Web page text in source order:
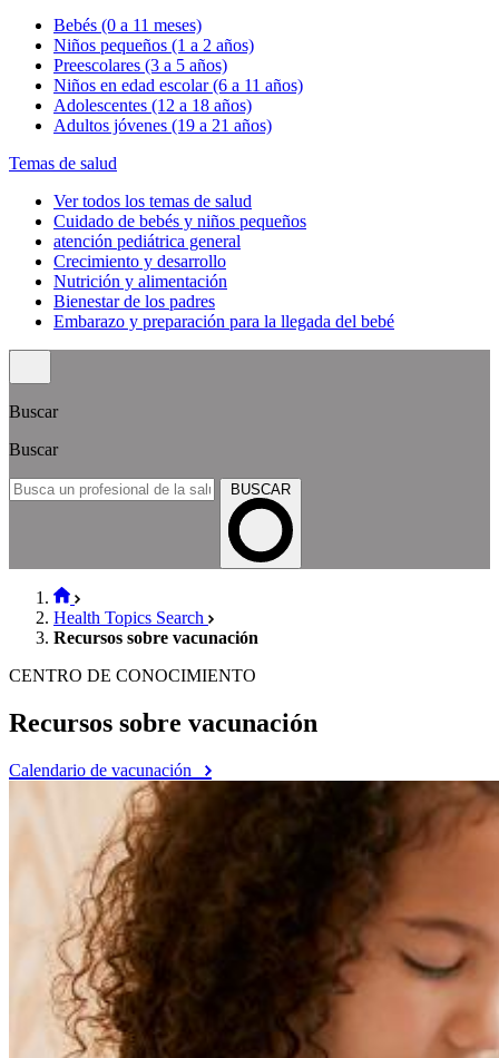
Bebés (0 a 11 meses)
Niños pequeños (1 a 2 años)
Preescolares (3 a 5 años)
Niños en edad escolar (6 a 11 años)
Adolescentes (12 a 18 años)
Adultos jóvenes (19 a 21 años)
Temas de salud
Ver todos los temas de salud
Cuidado de bebés y niños pequeños
atención pediátrica general
Crecimiento y desarrollo
Nutrición y alimentación
Bienestar de los padres
Embarazo y preparación para la llegada del bebé
Buscar
Buscar
BUSCAR
Health Topics Search
Recursos sobre vacunación
CENTRO DE CONOCIMIENTO
Recursos sobre vacunación
Calendario de vacunación